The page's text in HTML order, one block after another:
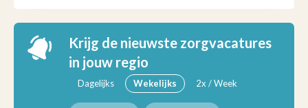
Krijg de nieuwste zorgvacatures
in jouw regio
Dagelijks Wekelijks 2x / Week